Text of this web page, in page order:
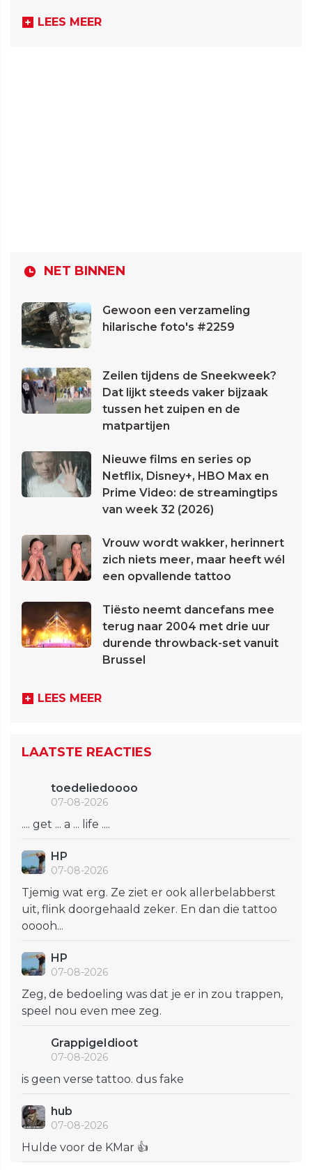
LEES MEER
NET BINNEN
Gewoon een verzameling
hilarische foto's #2259
Zeilen tijdens de Sneekweek?
Dat lijkt steeds vaker bijzaak
tussen het zuipen en de
matpartijen
Nieuwe films en series op
Netflix, Disney+, HBO Max en
Prime Video: de streamingtips
van week 32 (2026)
Vrouw wordt wakker, herinnert
zich niets meer, maar heeft wél
een opvallende tattoo
Tiësto neemt dancefans mee
terug naar 2004 met drie uur
durende throwback-set vanuit
Brussel
LEES MEER
LAATSTE REACTIES
toedeliedoooo
07-08-2026
.... get ... a ... life ....
HP
07-08-2026
Tjemig wat erg. Ze ziet er ook allerbelabberst
uit, flink doorgehaald zeker. En dan die tattoo
ooooh...
HP
07-08-2026
Zeg, de bedoeling was dat je er in zou trappen,
speel nou even mee zeg.
GrappigeIdioot
07-08-2026
is geen verse tattoo. dus fake
hub
07-08-2026
Hulde voor de KMar 👍